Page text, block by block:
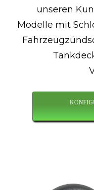
unseren
Modelle mit